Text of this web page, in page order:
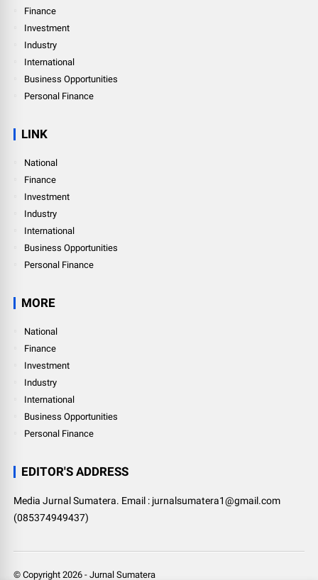
Finance
Investment
Industry
International
Business Opportunities
Personal Finance
LINK
National
Finance
Investment
Industry
International
Business Opportunities
Personal Finance
MORE
National
Finance
Investment
Industry
International
Business Opportunities
Personal Finance
EDITOR'S ADDRESS
Media Jurnal Sumatera. Email : jurnalsumatera1@gmail.com
(085374949437)
© Copyright2026 -Jurnal Sumatera